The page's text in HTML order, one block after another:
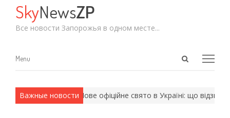
SkyNewsZP
Все новости Запорожья в одном месте...
Open
Menu
Menu
Важные новости
методы. Нове офіційне свято в Україні: що